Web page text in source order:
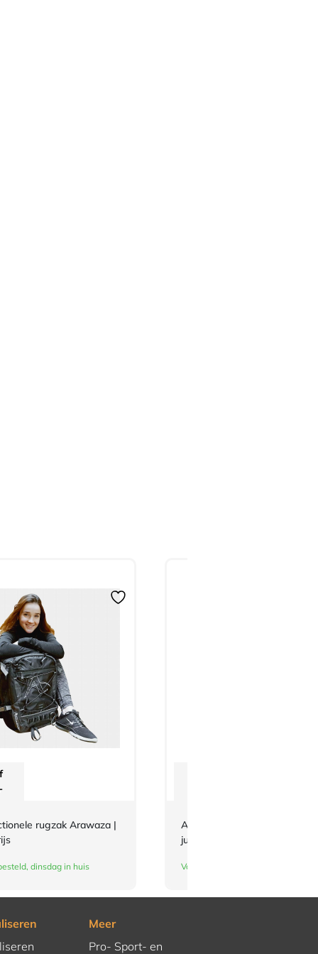
rugzak Arawaza |
dinsdag in huis
Adidas-schouderlabels voor je
judopak | wit
Vandaag besteld, dinsdag in huis
Meer
Pro- Sport- en